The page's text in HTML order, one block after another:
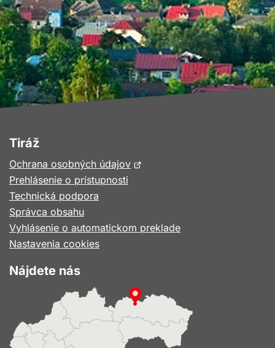
Tiráž
Ochrana osobných údajovOtvorí
okne
Prehlásenie o prístupnosti
Technická podpora
Správca obsahu
Vyhlásenie o automatickom preklade
Nastavenia cookies
Nájdete nás